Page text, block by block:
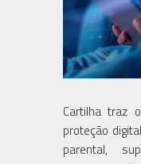
Cartilha traz
proteção
parental,